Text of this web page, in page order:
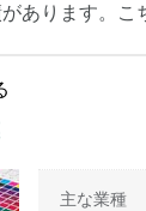
あります。
主な業種